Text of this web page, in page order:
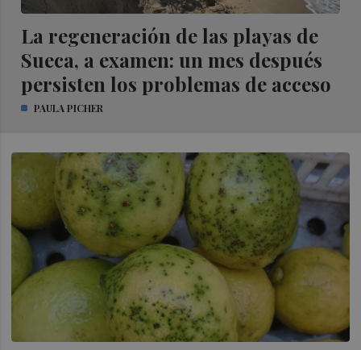
La regeneración de las playas de
Sueca, a examen: un mes después
persisten los problemas de acceso
PAULA PICHER